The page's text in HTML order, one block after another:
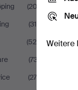
(202)
(310)
(529)
(737)
(273)
Weitere